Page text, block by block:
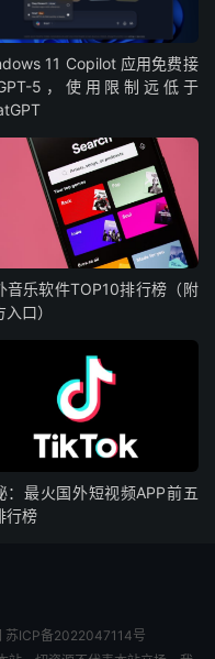
11 Copilot 应用免费接
5，使用限制远低于
音乐软件TOP10排行榜（附
入口）
：最火国外短视频APP前五
行榜
苏ICP备2022047114号